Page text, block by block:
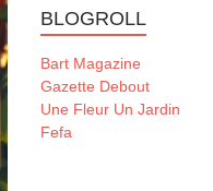
BLOGROLL
Bart Magazine
Gazette Debout
Une Fleur Un Jardin
Fefa